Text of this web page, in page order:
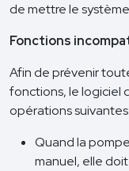
de mettre le
Fonctions
Afin de prévenir
fonctions, le logiciel
opérations suivantes:
Quand la
manuel, elle